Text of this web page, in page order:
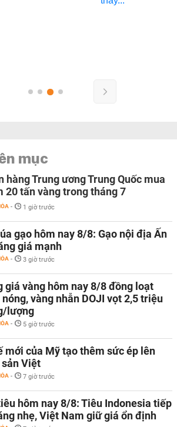
mục
hàng Trung ương Trung Quốc mua
20 tấn vàng trong tháng 7
- 1 giờ trước
gạo hôm nay 8/8: Gạo nội địa Ấn
giá mạnh
- 3 giờ trước
giá vàng hôm nay 8/8 đồng loạt
vàng nhẫn DOJI vọt 2,5 triệu
lượng
- 5 giờ trước
mới của Mỹ tạo thêm sức ép lên
Việt
- 7 giờ trước
hôm nay 8/8: Tiêu Indonesia tiếp
nhẹ, Việt Nam giữ giá ổn định